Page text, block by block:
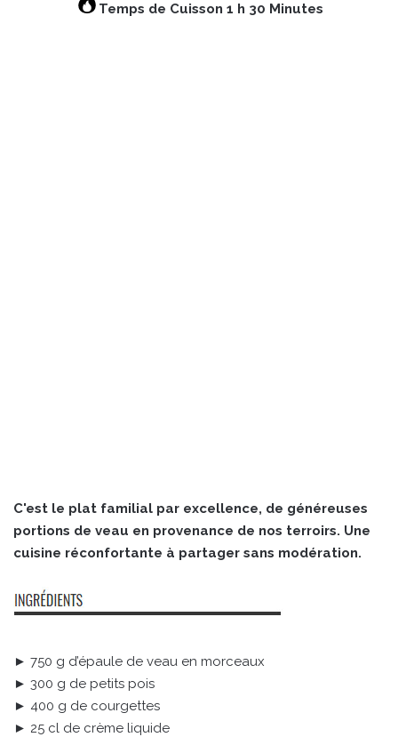
Temps de Cuisson 1 h 30 Minutes
C'est le plat familial par excellence, de généreuses
portions de veau en provenance de nos terroirs. Une
cuisine réconfortante à partager sans modération.
► 750 g d’épaule de veau en morceaux
► 300 g de petits pois
► 400 g de courgettes
► 25 cl de crème liquide